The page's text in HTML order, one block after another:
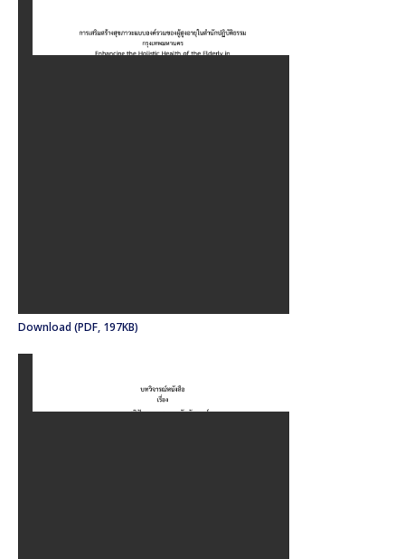
Download (PDF, 197KB)